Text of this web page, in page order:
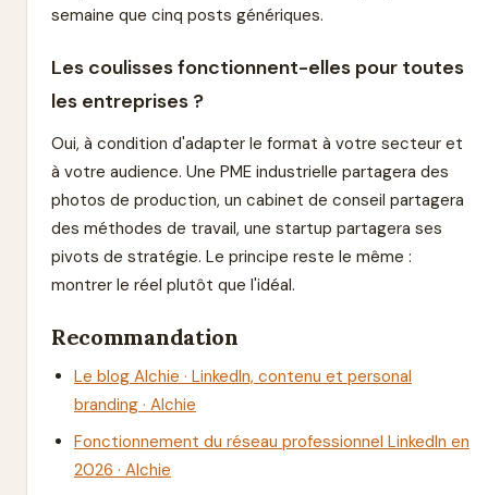
semaine que cinq posts génériques.
Les coulisses fonctionnent-elles pour toutes
les entreprises ?
Oui, à condition d'adapter le format à votre secteur et
à votre audience. Une PME industrielle partagera des
photos de production, un cabinet de conseil partagera
des méthodes de travail, une startup partagera ses
pivots de stratégie. Le principe reste le même :
montrer le réel plutôt que l'idéal.
Recommandation
Le blog Alchie · LinkedIn, contenu et personal
branding · Alchie
Fonctionnement du réseau professionnel LinkedIn en
2026 · Alchie